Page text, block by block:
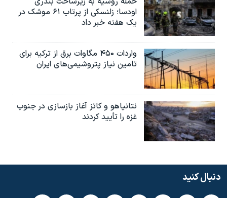
اودسا؛ زلنسکی از پرتاب ۶۱ موشک در
یک هفته خبر داد
واردات ۴۵۰ مگاوات برق از ترکیه برای
تامین نیاز پتروشیمی‌های ایران
نتانیاهو و کاتز آغاز بازسازی در جنوب
غزه را تأیید کردند
دنبال کنید